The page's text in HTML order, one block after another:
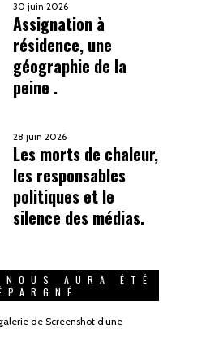
30 juin 2026
Assignation à
résidence, une
géographie de la
peine .
28 juin 2026
Les morts de chaleur,
les responsables
politiques et le
silence des médias.
AURA ÉTÉ
de Screenshot d’une